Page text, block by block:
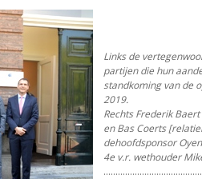
Links de
partijen die hun
standkoming van de
2019.
Rechts Frederik
en Bas Coerts
dehoofdsponsor
4e v.r. wethouder